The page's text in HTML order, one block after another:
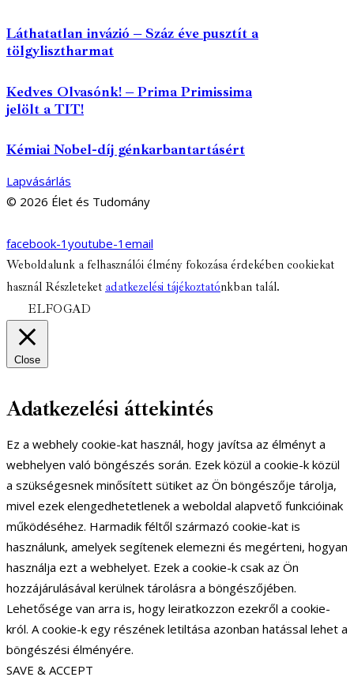
Láthatatlan invázió – Száz éve pusztít a
tölgylisztharmat
Kedves Olvasónk! – Prima Primissima
jelölt a TIT!
Kémiai Nobel-díj génkarbantartásért
Lapvásárlás
© 2026 Élet és Tudomány
facebook-1 youtube-1 email
Weboldalunk a felhasználói élmény fokozása érdekében cookiekat
használ Részleteket adatkezelési tájékoztatónkban talál.
ELFOGAD
Close
Adatkezelési áttekintés
Ez a webhely cookie-kat használ, hogy javítsa az élményt a
webhelyen való böngészés során. Ezek közül a cookie-k közül
a szükségesnek minősített sütiket az Ön böngészője tárolja,
mivel ezek elengedhetetlenek a weboldal alapvető funkcióinak
működéséhez. Harmadik féltől származó cookie-kat is
használunk, amelyek segítenek elemezni és megérteni, hogyan
használja ezt a webhelyet. Ezek a cookie-k csak az Ön
hozzájárulásával kerülnek tárolásra a böngészőjében.
Lehetősége van arra is, hogy leiratkozzon ezekről a cookie-
król. A cookie-k egy részének letiltása azonban hatással lehet a
böngészési élményére.
SAVE & ACCEPT